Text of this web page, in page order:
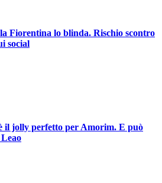
Fiorentina lo blinda. Rischio scontro
social
il jolly perfetto per Amorim. E può